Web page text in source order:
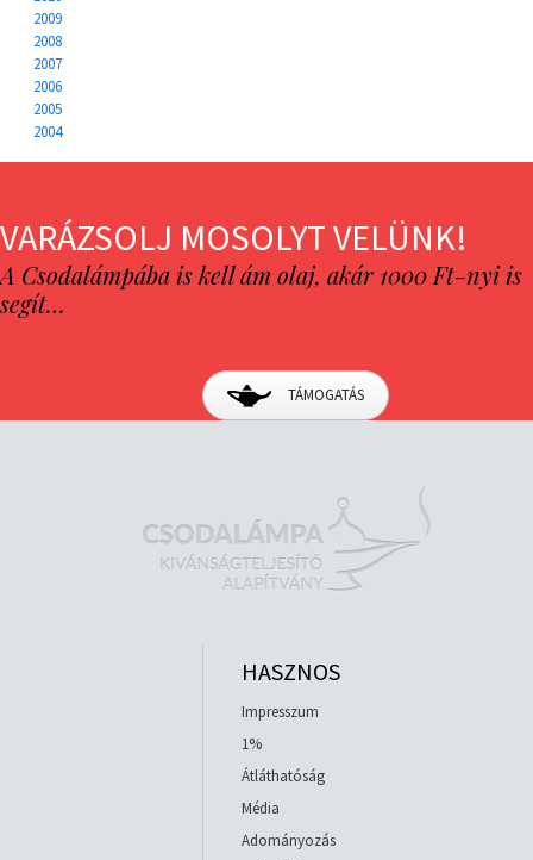
2009
2008
2007
2006
2005
2004
VARÁZSOLJ MOSOLYT VELÜNK!
A Csodalámpába is kell ám olaj, akár 1000 Ft-nyi is
segít…
TÁMOGATÁS
HASZNOS
Impresszum
1%
Átláthatóság
Média
Adományozás